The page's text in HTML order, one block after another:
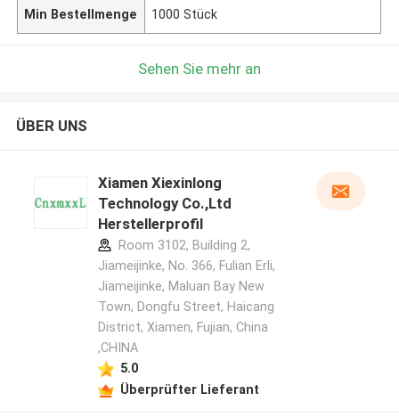
Min Bestellmenge 1000 Stück
Sehen Sie mehr an
ÜBER UNS
Xiamen Xiexinlong
Technology Co.,Ltd
Herstellerprofil
Room 3102, Building 2,
Jiameijinke, No. 366, Fulian Erli,
Jiameijinke, Maluan Bay New
Town, Dongfu Street, Haicang
District, Xiamen, Fujian, China
,CHINA
5.0
Überprüfter Lieferant